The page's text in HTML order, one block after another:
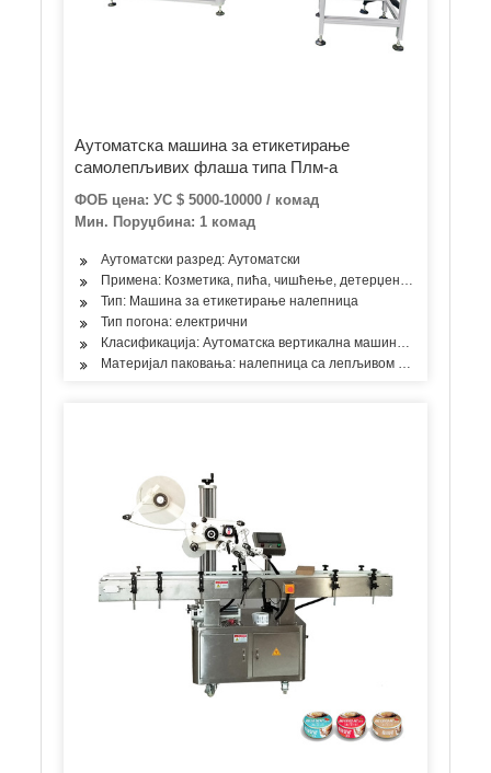
Аутоматска машина за етикетирање
самолепљивих флаша типа Плм-а
ФОБ цена: УС $ 5000-10000 / комад
Мин. Поруџбина: 1 комад
Аутоматски разред: Аутоматски
Примена: Козметика, пића, чишћење, детерџент, производи
Тип: Машина за етикетирање налепница
Тип погона: електрични
Класификација: Аутоматска вертикална машина за
Материјал паковања: налепница са лепљивом налепницом